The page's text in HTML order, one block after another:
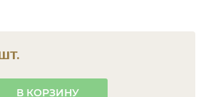
В КОРЗИНУ